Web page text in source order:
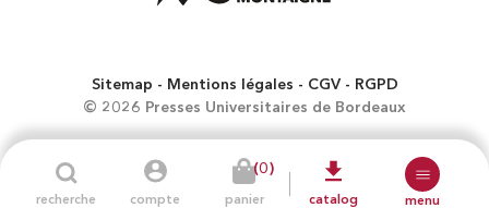
recherche compte
(0)
panier catalog menu
Sitemap Mentions légales CGV
RGPD
© 2026 Presses Universitaires de Bordeaux